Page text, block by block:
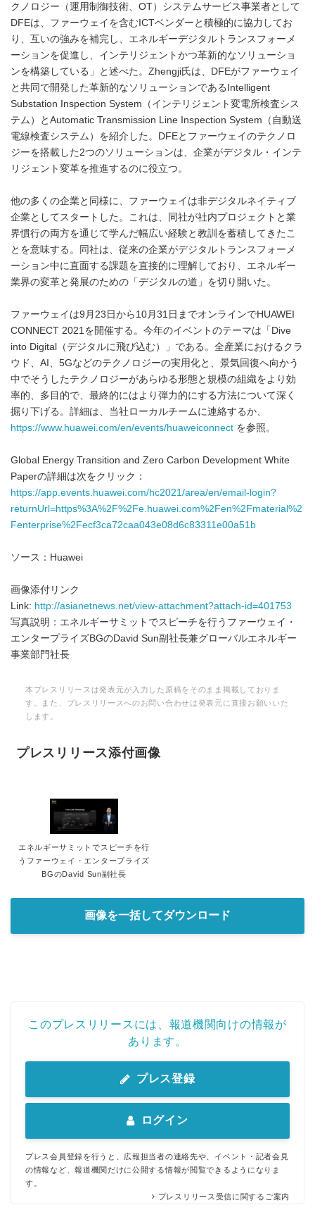
クノロジー（運用制御技術、OT）システムサービス事業者として
DFEは、ファーウェイを含むICTベンダーと積極的に協力してお
り、互いの強みを補完し、エネルギーデジタルトランスフォーメ
ーションを促進し、インテリジェントかつ革新的なソリューショ
ンを構築している」と述べた。Zhengji氏は、DFEがファーウェイ
と共同で開発した革新的なソリューションであるIntelligent
Substation Inspection System（インテリジェント変電所検査シス
テム）とAutomatic Transmission Line Inspection System（自動送
電線検査システム）を紹介した。DFEとファーウェイのテクノロ
ジーを搭載した2つのソリューションは、企業がデジタル・インテ
リジェント変革を推進するのに役立つ。
他の多くの企業と同様に、ファーウェイは非デジタルネイティブ
企業としてスタートした。これは、同社が社内プロジェクトと業
界慣行の両方を通じて学んだ幅広い経験と教訓を蓄積してきたこ
とを意味する。同社は、従来の企業がデジタルトランスフォーメ
ーション中に直面する課題を直接的に理解しており、エネルギー
業界の変革と発展のための「デジタルの道」を切り開いた。
ファーウェイは9月23日から10月31日までオンラインでHUAWEI
CONNECT 2021を開催する。今年のイベントのテーマは「Dive
into Digital（デジタルに飛び込む）」である。全産業におけるクラ
ウド、AI、5Gなどのテクノロジーの実用化と、景気回復へ向かう
中でそうしたテクノロジーがあらゆる形態と規模の組織をより効
率的、多目的で、最終的にはより弾力的にする方法について深く
掘り下げる。詳細は、当社ローカルチームに連絡するか、
https://www.huawei.com/en/events/huaweiconnect を参照。
Global Energy Transition and Zero Carbon Development White
Paperの詳細は次をクリック：
https://app.events.huawei.com/hc2021/area/en/email-login?
returnUrl=https%3A%2F%2Fe.huawei.com%2Fen%2Fmaterial%2
Fenterprise%2Fecf3ca72caa043e08d6c83311e00a51b
ソース：Huawei
画像添付リンク
Link: http://asianetnews.net/view-attachment?attach-id=401753
写真説明：エネルギーサミットでスピーチを行うファーウェイ・
エンタープライズBGのDavid Sun副社長兼グローバルエネルギー
事業部門社長
本プレスリリースは発表元が入力した原稿をそのまま掲載しておりま
す。また、プレスリリースへのお問い合わせは発表元に直接お願いいた
します。
プレスリリース添付画像
エネルギーサミットでスピーチを行
うファーウェイ・エンタープライズ
BGのDavid Sun副社長
画像を一括してダウンロード
このプレスリリースには、報道機関向けの情報が
あります。
プレス登録
ログイン
プレス会員登録を行うと、広報担当者の連絡先や、イベント・記者会見
の情報など、報道機関だけに公開する情報が閲覧できるようになりま
す。
プレスリリース受信に関するご案内